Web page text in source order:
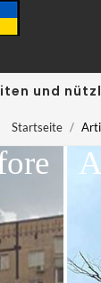
und
Startseite